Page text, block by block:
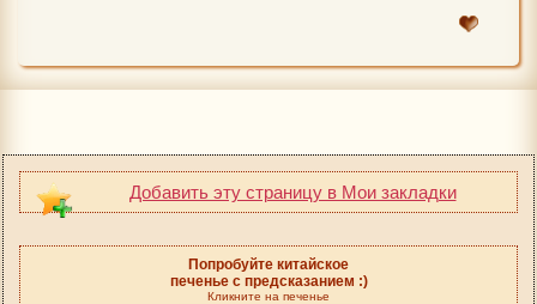
Добавить эту страницу в Мои закладки
Попробуйте китайское
печенье с предсказанием :)
Кликните на печенье